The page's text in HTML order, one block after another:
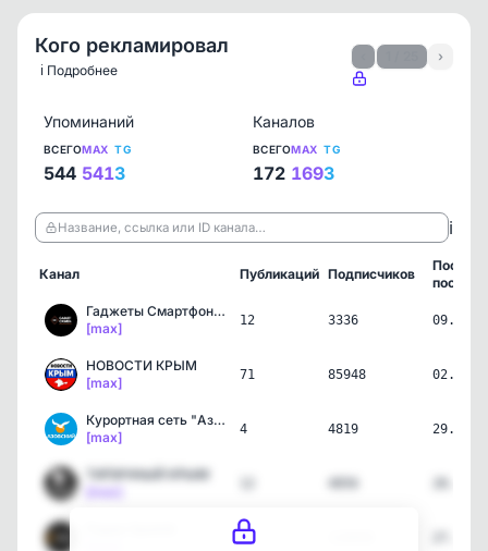
Кого рекламировал
ℹ️ Подробнее
›
Упоминаний
ВСЕГО
544
MAX
541
TG
3
Каналов
ВСЕГО
172
MAX
169
TG
3
Название, ссылка или ID канала… ℹ️
Канал Публикаций Подписчиков
пост
Гаджеты Смартфоны📲⌚️💻
[max]
12 3336
НОВОСТИ КРЫМ
[max]
71 85948
Курортная сеть "Азовский…
[max]
4 4819
ТИПИЧНЫЙ КРЫМ
[max]
1